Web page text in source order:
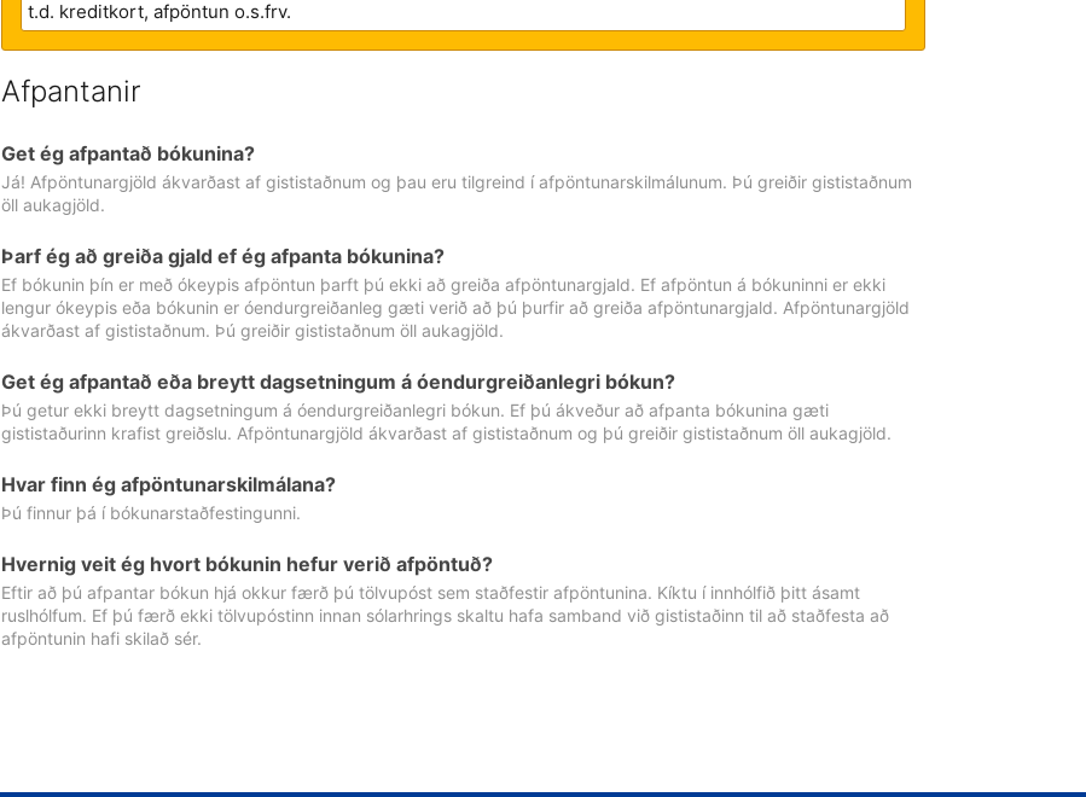
Afpantanir
Get ég afpantað bókunina?
Já! Afpöntunargjöld ákvarðast af gististaðnum og þau eru tilgreind í afpöntunarskilmálunum. Þú greiðir gististaðnum
öll aukagjöld.
Þarf ég að greiða gjald ef ég afpanta bókunina?
Ef bókunin þín er með ókeypis afpöntun þarft þú ekki að greiða afpöntunargjald. Ef afpöntun á bókuninni er ekki
lengur ókeypis eða bókunin er óendurgreiðanleg gæti verið að þú þurfir að greiða afpöntunargjald. Afpöntunargjöld
ákvarðast af gististaðnum. Þú greiðir gististaðnum öll aukagjöld.
Get ég afpantað eða breytt dagsetningum á óendurgreiðanlegri bókun?
Þú getur ekki breytt dagsetningum á óendurgreiðanlegri bókun. Ef þú ákveður að afpanta bókunina gæti
gististaðurinn krafist greiðslu. Afpöntunargjöld ákvarðast af gististaðnum og þú greiðir gististaðnum öll aukagjöld.
Hvar finn ég afpöntunarskilmálana?
Þú finnur þá í bókunarstaðfestingunni.
Hvernig veit ég hvort bókunin hefur verið afpöntuð?
Eftir að þú afpantar bókun hjá okkur færð þú tölvupóst sem staðfestir afpöntunina. Kíktu í innhólfið þitt ásamt
ruslhólfum. Ef þú færð ekki tölvupóstinn innan sólarhrings skaltu hafa samband við gististaðinn til að staðfesta að
afpöntunin hafi skilað sér.